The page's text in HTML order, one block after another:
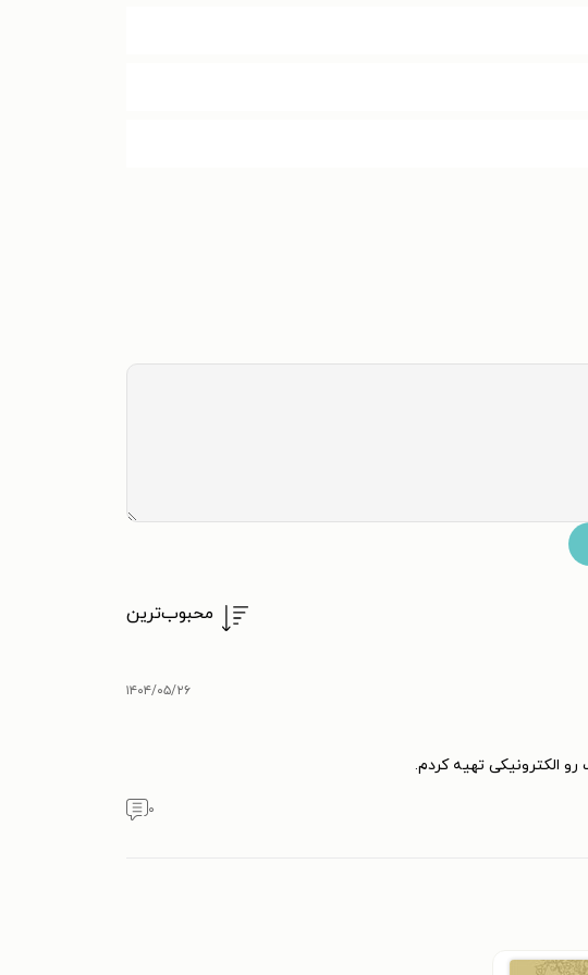
محبوب‌ترین
۱۴۰۴/۰۵/۲۶
الکترونیکی تهیه کردم.
۰